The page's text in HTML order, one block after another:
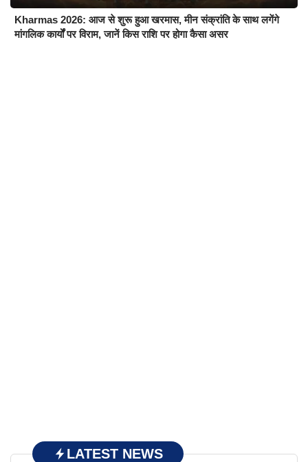
Kharmas 2026: आज से शुरू हुआ खरमास, मीन संक्रांति के साथ लगेंगे
मांगलिक कार्यों पर विराम, जानें किस राशि पर होगा कैसा असर
LATEST NEWS